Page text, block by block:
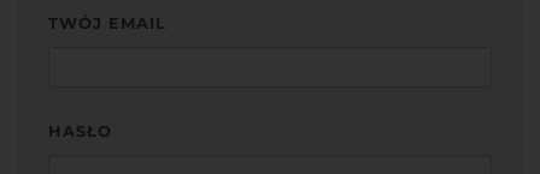
TWÓJ EMAIL
HASŁO